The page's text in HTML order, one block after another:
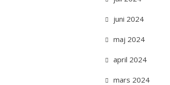
juni 2024
maj 2024
april 2024
mars 2024